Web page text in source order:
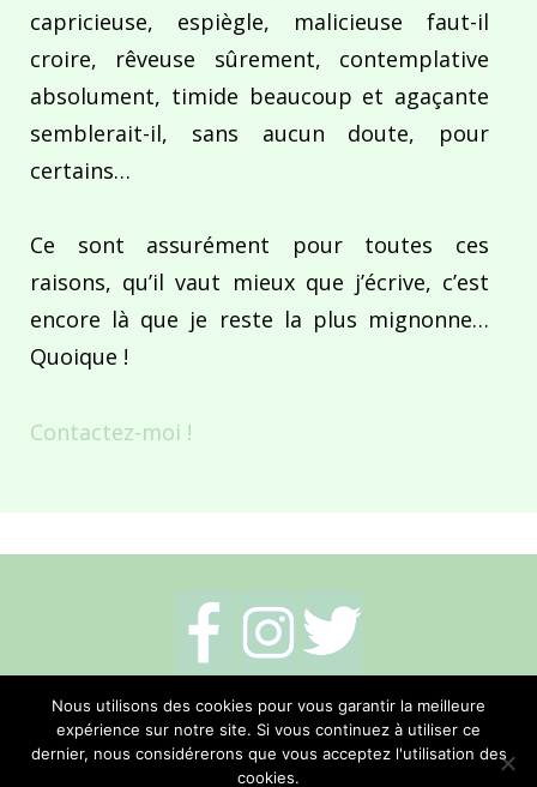
capricieuse, espiègle, malicieuse faut-il
croire, rêveuse sûrement, contemplative
absolument, timide beaucoup et agaçante
semblerait-il, sans aucun doute, pour
certains…
Ce sont assurément pour toutes ces
raisons, qu’il vaut mieux que j’écrive, c’est
encore là que je reste la plus mignonne…
Quoique !
Contactez-moi !
Mentions légales- Politique de cookies-
Me contacter
Nous utilisons des cookies pour vous garantir la meilleure
expérience sur notre site. Si vous continuez à utiliser ce
dernier, nous considérerons que vous acceptez l'utilisation des
cookies.